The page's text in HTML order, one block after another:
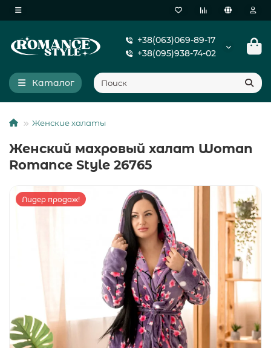
+38(063)069-89-17
+38(095)938-74-02
Каталог
Женские халаты
Женский махровый халат Woman
Romance Style 26765
Лидер продаж!